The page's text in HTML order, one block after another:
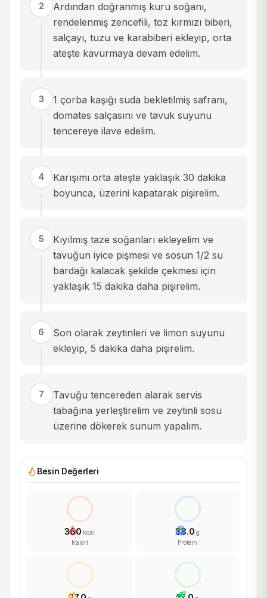
2
Ardından doğranmış kuru soğanı,
rendelenmiş zencefili, toz kırmızı biberi,
salçayı, tuzu ve karabiberi ekleyip, orta
ateşte kavurmaya devam edelim.
3
1 çorba kaşığı suda bekletilmiş safranı,
domates salçasını ve tavuk suyunu
tencereye ilave edelim.
4
Karışımı orta ateşte yaklaşık 30 dakika
boyunca, üzerini kapatarak pişirelim.
5
Kıyılmış taze soğanları ekleyelim ve
tavuğun iyice pişmesi ve sosun 1/2 su
bardağı kalacak şekilde çekmesi için
yaklaşık 15 dakika daha pişirelim.
6
Son olarak zeytinleri ve limon suyunu
ekleyip, 5 dakika daha pişirelim.
7
Tavuğu tencereden alarak servis
tabağına yerleştirelim ve zeytinli sosu
üzerine dökerek sunum yapalım.
Besin Değerleri
360 kcal
Kalori
38.0 g
Protein